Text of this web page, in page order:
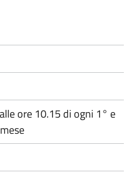
ore 10.15 di ogni 1° e